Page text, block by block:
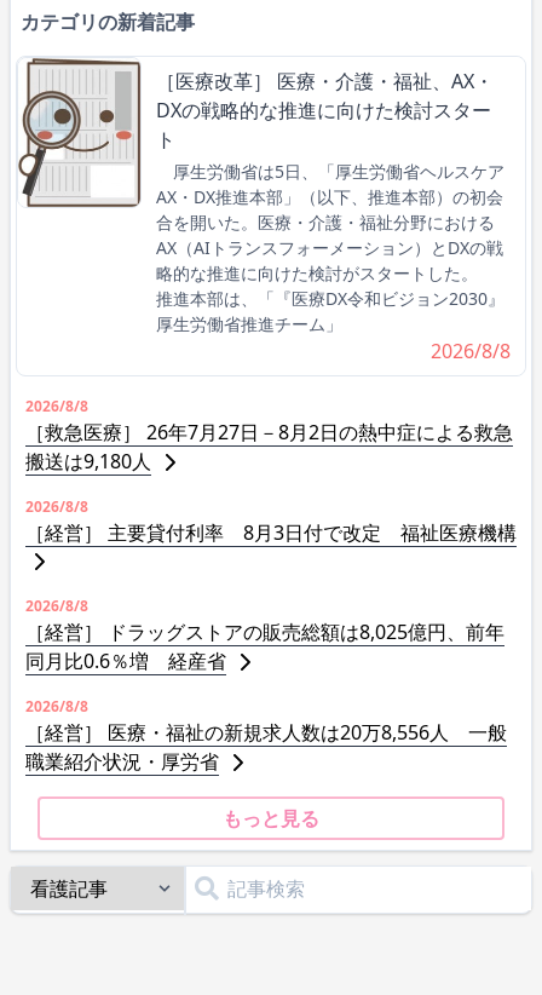
カテゴリの新着記事
［医療改革］ 医療・介護・福祉、AX・
DXの戦略的な推進に向けた検討スター
ト
厚生労働省は5日、「厚生労働省ヘルスケア
AX・DX推進本部」（以下、推進本部）の初会
合を開いた。医療・介護・福祉分野における
AX（AIトランスフォーメーション）とDXの戦
略的な推進に向けた検討がスタートした。
推進本部は、「『医療DX令和ビジョン2030』
厚生労働省推進チーム」
2026/8/8
2026/8/8
［救急医療］ 26年7月27日－8月2日の熱中症による救急
搬送は9,180人
2026/8/8
［経営］ 主要貸付利率 8月3日付で改定 福祉医療機構
2026/8/8
［経営］ ドラッグストアの販売総額は8,025億円、前年
同月比0.6％増 経産省
2026/8/8
［経営］ 医療・福祉の新規求人数は20万8,556人 一般
職業紹介状況・厚労省
もっと見る